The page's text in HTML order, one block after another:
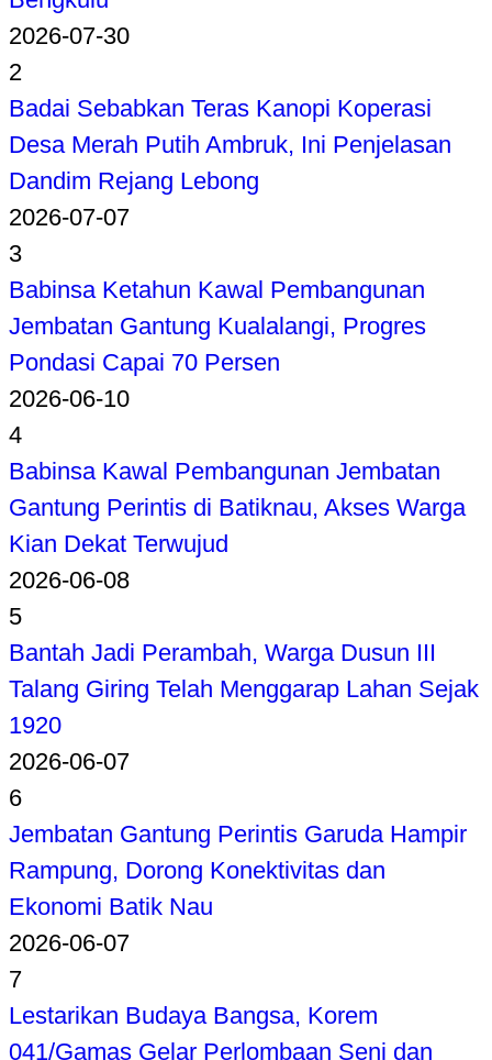
2026-07-30
2
Badai Sebabkan Teras Kanopi Koperasi
Desa Merah Putih Ambruk, Ini Penjelasan
Dandim Rejang Lebong
2026-07-07
3
Babinsa Ketahun Kawal Pembangunan
Jembatan Gantung Kualalangi, Progres
Pondasi Capai 70 Persen
2026-06-10
4
Babinsa Kawal Pembangunan Jembatan
Gantung Perintis di Batiknau, Akses Warga
Kian Dekat Terwujud
2026-06-08
5
Bantah Jadi Perambah, Warga Dusun III
Talang Giring Telah Menggarap Lahan Sejak
1920
2026-06-07
6
Jembatan Gantung Perintis Garuda Hampir
Rampung, Dorong Konektivitas dan
Ekonomi Batik Nau
2026-06-07
7
Lestarikan Budaya Bangsa, Korem
041/Gamas Gelar Perlombaan Seni dan